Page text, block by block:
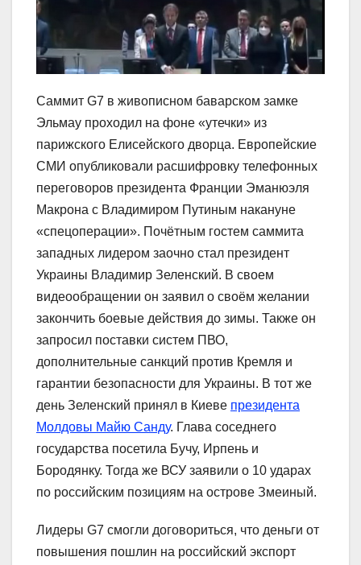
Саммит G7 в живописном баварском замке
Эльмау проходил на фоне «утечки» из
парижского Елисейского дворца. Европейские
СМИ опубликовали расшифровку телефонных
переговоров президента Франции Эманюэля
Макрона с Владимиром Путиным накануне
«спецоперации». Почётным гостем саммита
западных лидером заочно стал президент
Украины Владимир Зеленский. В своем
видеообращении он заявил о своём желании
закончить боевые действия до зимы. Также он
запросил поставки систем ПВО,
дополнительные санкций против Кремля и
гарантии безопасности для Украины. В тот же
день Зеленский принял в Киеве президента
Молдовы Майю Санду. Глава соседнего
государства посетила Бучу, Ирпень и
Бородянку. Тогда же ВСУ заявили о 10 ударах
по российским позициям на острове Змеиный.
Лидеры G7 смогли договориться, что деньги от
повышения пошлин на российский экспорт